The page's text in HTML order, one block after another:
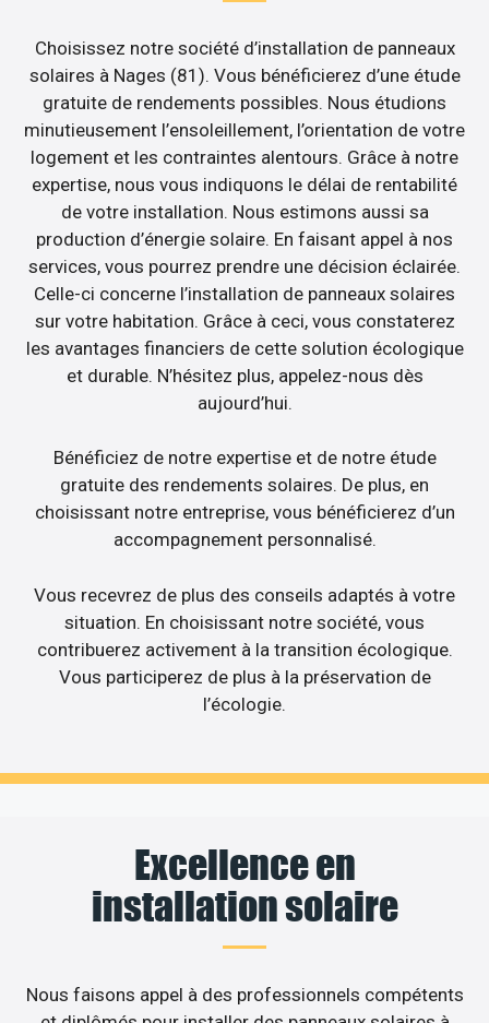
Choisissez notre société d’installation de panneaux
solaires à Nages (81). Vous bénéficierez d’une étude
gratuite de rendements possibles. Nous étudions
minutieusement l’ensoleillement, l’orientation de votre
logement et les contraintes alentours. Grâce à notre
expertise, nous vous indiquons le délai de rentabilité
de votre installation. Nous estimons aussi sa
production d’énergie solaire. En faisant appel à nos
services, vous pourrez prendre une décision éclairée.
Celle-ci concerne l’installation de panneaux solaires
sur votre habitation. Grâce à ceci, vous constaterez
les avantages financiers de cette solution écologique
et durable. N’hésitez plus, appelez-nous dès
aujourd’hui.
Bénéficiez de notre expertise et de notre étude
gratuite des rendements solaires. De plus, en
choisissant notre entreprise, vous bénéficierez d’un
accompagnement personnalisé.
Vous recevrez de plus des conseils adaptés à votre
situation. En choisissant notre société, vous
contribuerez activement à la transition écologique.
Vous participerez de plus à la préservation de
l’écologie.
Excellence en
installation solaire
Nous faisons appel à des professionnels compétents